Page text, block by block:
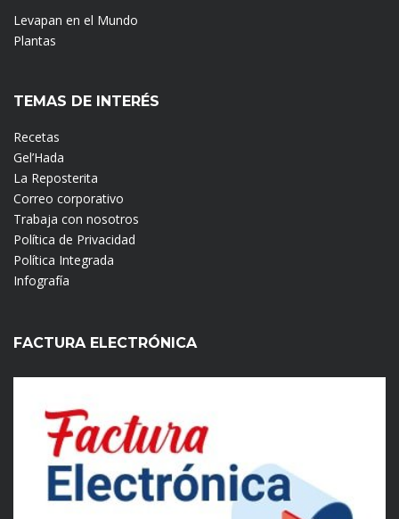
Levapan en el Mundo
Plantas
TEMAS DE INTERÉS
Recetas
Gel’Hada
La Reposterita
Correo corporativo
Trabaja con nosotros
Política de Privacidad
Política Integrada
Infografía
FACTURA ELECTRÓNICA